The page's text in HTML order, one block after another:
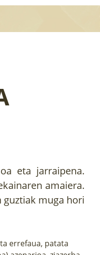
eta jarraipena.
amaiera.
guztiak muga hori
errefaua, patata